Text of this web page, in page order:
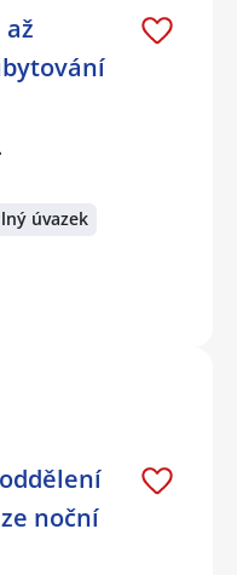
úvazek
noční